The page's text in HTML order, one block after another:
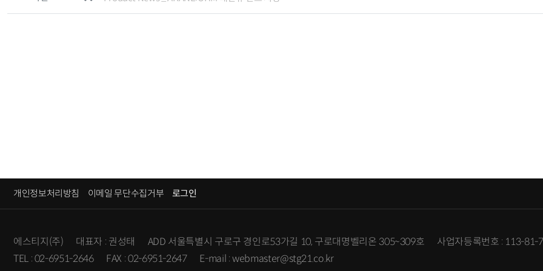
개인정보처리방침 이메일 무단수집거부 로그인
에스티지(주) 대표자 : 권성태 ADD 서울특별시 구로구 경인로53가길 10, 구로대명벨리온 305~309호
사업자등록번호 : 113-81-
TEL : 02-6951-2646
FAX : 02-6951-2647 E-mail : webmaster@stg21.co.kr